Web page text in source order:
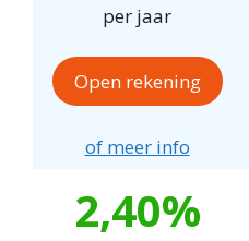
per jaar
Open rekening
of meer info
2,40%